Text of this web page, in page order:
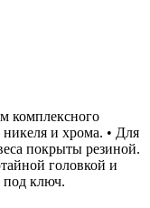
комплексного
никеля и хрома. • Для
покрыты резиной.
головкой и
под ключ.